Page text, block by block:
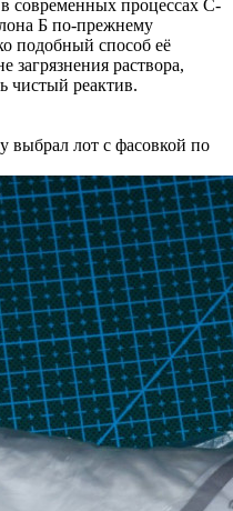
современных процессах C-
Б по-прежнему
подобный способ её
загрязнения раствора,
чистый реактив.
выбрал лот с фасовкой по